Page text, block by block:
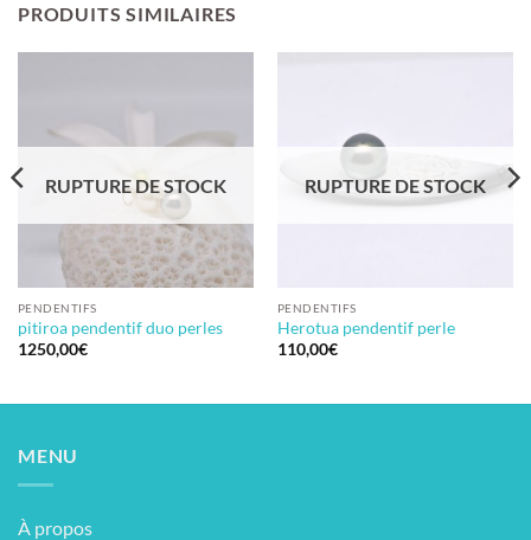
PRODUITS SIMILAIRES
RUPTURE DE STOCK
PENDENTIFS
pitiroa pendentif duo perles
1250,00€
RUPTURE DE STOCK
PENDENTIFS
Herotua pendentif perle
110,00€
MENU
À propos